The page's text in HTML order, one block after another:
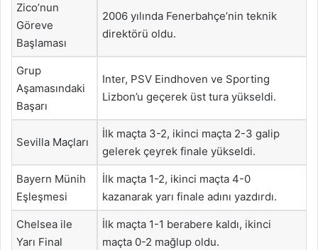
Zico’nun
Göreve
Başlaması
2006 yılında Fenerbahçe’nin teknik
direktörü oldu.
Grup
Aşamasındaki
Başarı
Inter, PSV Eindhoven ve Sporting
Lizbon’u geçerek üst tura yükseldi.
Sevilla Maçları
İlk maçta 3-2, ikinci maçta 2-3 galip
gelerek çeyrek finale yükseldi.
Bayern Münih
Eşleşmesi
İlk maçta 1-2, ikinci maçta 4-0
kazanarak yarı finale adını yazdırdı.
Chelsea ile
Yarı Final
İlk maçta 1-1 berabere kaldı, ikinci
maçta 0-2 mağlup oldu.